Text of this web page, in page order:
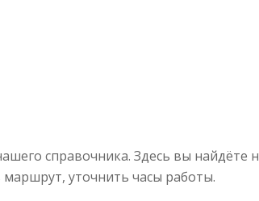
справочника. Здесь вы найдёте
уточнить часы работы.